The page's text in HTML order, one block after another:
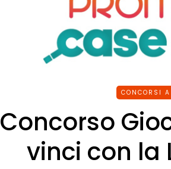
CONCORSI
Concorso
vinci con la